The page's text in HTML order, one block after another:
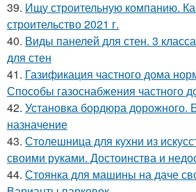
39. Ищу строительную компанию.
строительство 2021 г.
40. Виды панелей для стен. 3
для стен
41. Газификация частного дома
Способы газоснабжения частного
42. Установка бордюра
назначение
43. Столешница для кухни из
своими руками. Достоинства и
44. Стоянка для машины на даче